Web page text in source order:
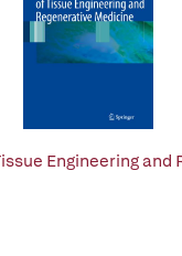
Engineering and